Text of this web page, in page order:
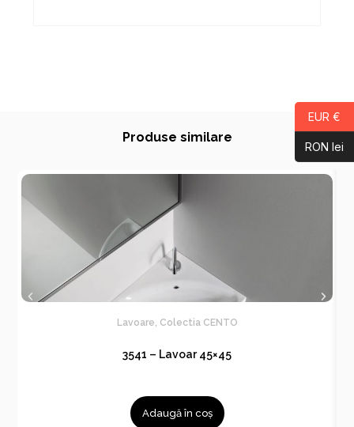
Produse similare
Lavoare Colectia CENTO
3541 – Lavoar 45×45
Adaugă în coș
EUR €
RON lei